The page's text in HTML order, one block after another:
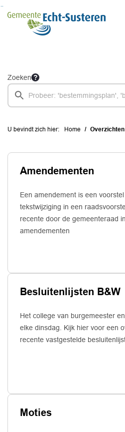
Ga naar de inhoud van deze pagina
Ga naar het zoeken
Ga naar het menu
Zoeken
U bevindt zich hier: Home Overzichten
Amendementen
Een amendement is een
tekstwijziging in een
recente door de gemeenteraad
amendementen
Besluitenlijsten B&W
Het college van burgemeester
elke dinsdag. Kijk hier voor een
recente vastgestelde
Moties